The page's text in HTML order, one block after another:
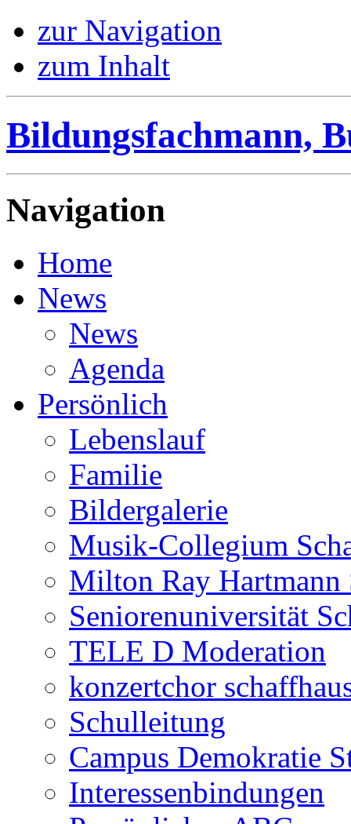
zur Navigation
zum Inhalt
Bildungsfachmann,
Navigation
Home
News
News
Agenda
Persönlich
Lebenslauf
Familie
Bildergalerie
Musik-Collegium
Milton Ray
Seniorenuniversität
TELE D Moderation
konzertchor
Schulleitung
Campus Demokratie
Interessenbindungen